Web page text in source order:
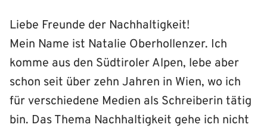
Liebe Freunde der Nachhaltigkeit!
Mein Name ist Natalie Oberhollenzer. Ich
komme aus den Südtiroler Alpen, lebe aber
schon seit über zehn Jahren in Wien, wo ich
für verschiedene Medien als Schreiberin tätig
bin. Das Thema Nachhaltigkeit gehe ich nicht